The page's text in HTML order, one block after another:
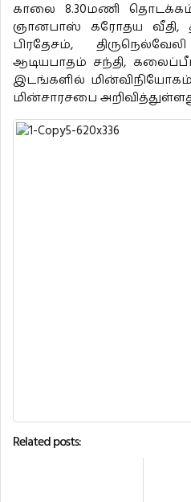
காலை 8.30மணி
ஞானபாஸ் கரோதய வீதி,
பிரதேசம்,
ஆடியபாதம் சந்தி,
இடங்களில்
மின்சாரசபை
Related posts: